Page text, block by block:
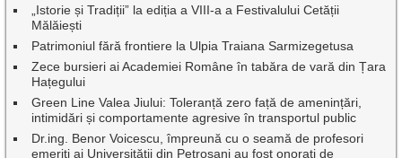
„Istorie și Tradiții” la ediția a VIII-a a Festivalului Cetății
Mălăiești
Patrimoniul fără frontiere la Ulpia Traiana Sarmizegetusa
Zece bursieri ai Academiei Române în tabăra de vară din Țara
Hațegului
Green Line Valea Jiului: Toleranță zero față de amenințări,
intimidări și comportamente agresive în transportul public
Dr.ing. Benor Voicescu, împreună cu o seamă de profesori
emeriți ai Universității din Petroșani au fost onorați de